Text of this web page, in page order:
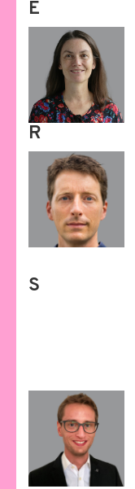
E
R
S